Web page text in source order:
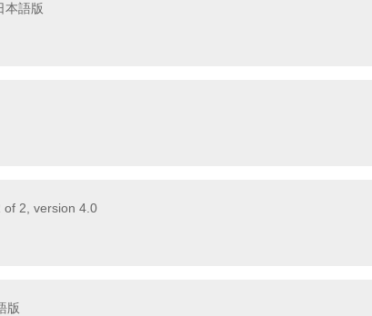
本語版
of 2, version 4.0
版